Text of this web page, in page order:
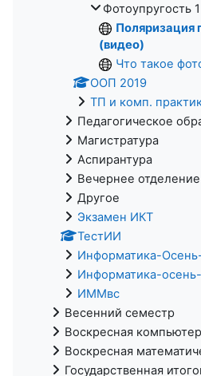
Фотоупругость 1
Поляризация
(видео)
Что такое
ООП 2019
ТП и комп.
Педагогическое
Магистратура
Аспирантура
Вечернее отделение
Другое
Экзамен ИКТ
ТестИИ
Информатика-
Информатика-
ИММвс
Весенний семестр
Воскресная
Воскресная
Государственная